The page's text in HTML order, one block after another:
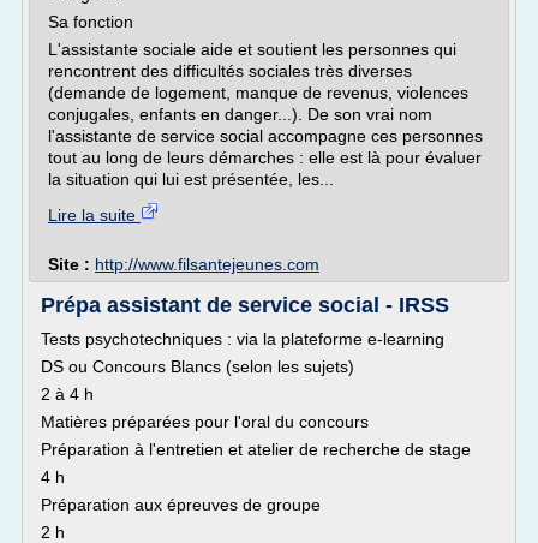
Sa fonction
L'assistante sociale aide et soutient les personnes qui
rencontrent des difficultés sociales très diverses
(demande de logement, manque de revenus, violences
conjugales, enfants en danger...). De son vrai nom
l'assistante de service social accompagne ces personnes
tout au long de leurs démarches : elle est là pour évaluer
la situation qui lui est présentée, les...
Lire la suite
Site : http://www.filsantejeunes.com
Prépa assistant de service social - IRSS
Tests psychotechniques : via la plateforme e-learning
DS ou Concours Blancs (selon les sujets)
2 à 4 h
Matières préparées pour l'oral du concours
Préparation à l'entretien et atelier de recherche de stage
4 h
Préparation aux épreuves de groupe
2 h